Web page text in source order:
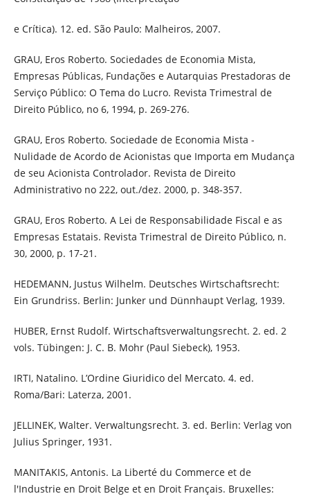
e Crítica). 12. ed. São Paulo: Malheiros, 2007.
GRAU, Eros Roberto. Sociedades de Economia Mista,
Empresas Públicas, Fundações e Autarquias Prestadoras de
Serviço Público: O Tema do Lucro. Revista Trimestral de
Direito Público, no 6, 1994, p. 269-276.
GRAU, Eros Roberto. Sociedade de Economia Mista -
Nulidade de Acordo de Acionistas que Importa em Mudança
de seu Acionista Controlador. Revista de Direito
Administrativo no 222, out./dez. 2000, p. 348-357.
GRAU, Eros Roberto. A Lei de Responsabilidade Fiscal e as
Empresas Estatais. Revista Trimestral de Direito Público, n.
30, 2000, p. 17-21.
HEDEMANN, Justus Wilhelm. Deutsches Wirtschaftsrecht:
Ein Grundriss. Berlin: Junker und Dünnhaupt Verlag, 1939.
HUBER, Ernst Rudolf. Wirtschaftsverwaltungsrecht. 2. ed. 2
vols. Tübingen: J. C. B. Mohr (Paul Siebeck), 1953.
IRTI, Natalino. L’Ordine Giuridico del Mercato. 4. ed.
Roma/Bari: Laterza, 2001.
JELLINEK, Walter. Verwaltungsrecht. 3. ed. Berlin: Verlag von
Julius Springer, 1931.
MANITAKIS, Antonis. La Liberté du Commerce et de
l'Industrie en Droit Belge et en Droit Français. Bruxelles: